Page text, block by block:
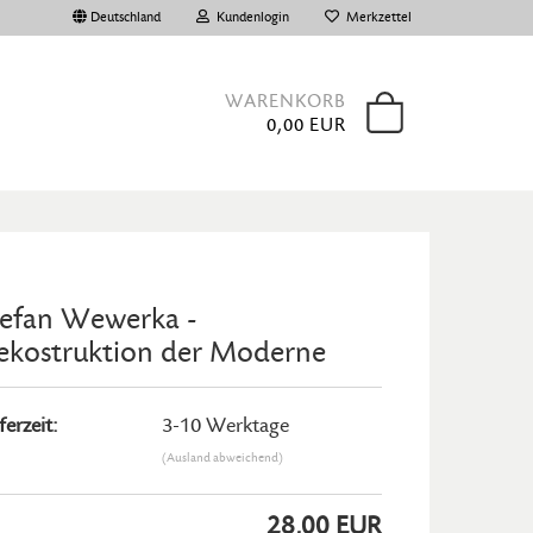
Deutschland Kundenlogin
erstellen
Merkzettel
WARENKORB
0,00 EUR
Wewerka -
der Moderne
3-10 Werktage
(Ausland abweichend)